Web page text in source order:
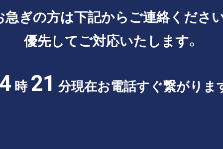
急ぎの方は下記からご連絡ください
優先してご対応いたします。
時21 分現在お電話すぐ繋がりま